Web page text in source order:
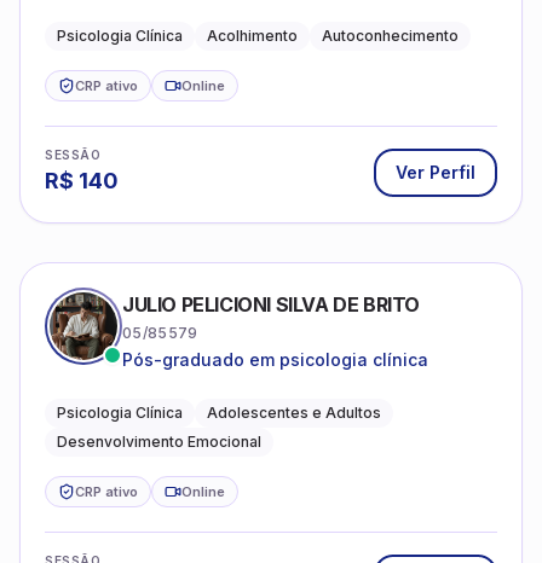
Psicologia Clínica Acolhimento Autoconhecimento
CRP ativo Online
SESSÃO
R$ 140 Ver Perfil
JULIO PELICIONI SILVA DE BRITO
05/85579
Pós-graduado em psicologia clínica
Psicologia Clínica
Adolescentes e Adultos
Desenvolvimento Emocional
CRP ativo Online